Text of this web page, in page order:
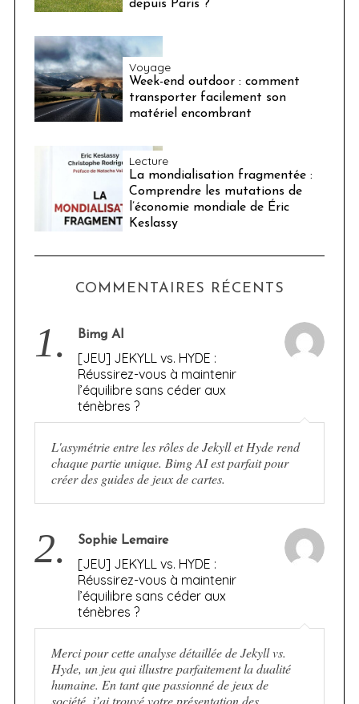
depuis Paris ?
Voyage
Week-end outdoor : comment
transporter facilement son
matériel encombrant
Lecture
La mondialisation fragmentée :
Comprendre les mutations de
l’économie mondiale de Éric
Keslassy
COMMENTAIRES RÉCENTS
1. Bimg AI
[JEU] JEKYLL vs. HYDE :
Réussirez-vous à maintenir
l’équilibre sans céder aux
ténèbres ?
L'asymétrie entre les rôles de Jekyll et Hyde rend
chaque partie unique. Bimg AI est parfait pour
créer des guides de jeux de cartes.
2. Sophie Lemaire
[JEU] JEKYLL vs. HYDE :
Réussirez-vous à maintenir
l’équilibre sans céder aux
ténèbres ?
Merci pour cette analyse détaillée de Jekyll vs.
Hyde, un jeu qui illustre parfaitement la dualité
humaine. En tant que passionné de jeux de
société, j’ai trouvé votre présentation des…